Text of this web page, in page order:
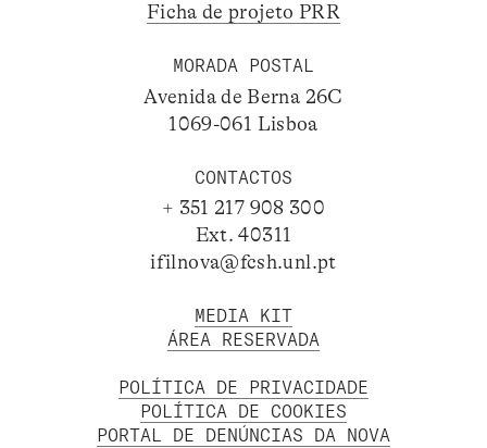
Ficha de projeto PRR
MORADA POSTAL
Avenida de Berna 26C
1069-061 Lisboa
CONTACTOS
+ 351 217 908 300
Ext. 40311
ifilnova@fcsh.unl.pt
MEDIA KIT
ÁREA RESERVADA
POLÍTICA DE PRIVACIDADE
POLÍTICA DE COOKIES
PORTAL DE DENÚNCIAS DA NOVA